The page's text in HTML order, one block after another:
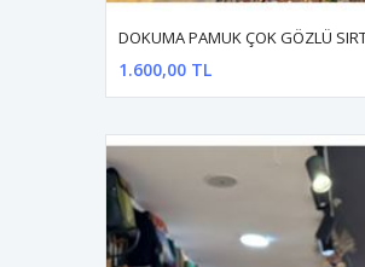
DOKUMA PAMUK ÇOK GÖZLÜ
1.600,00 TL